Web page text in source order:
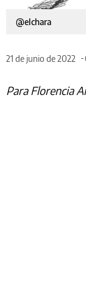
@elchara
21 de junio de 2022
Para Florencia